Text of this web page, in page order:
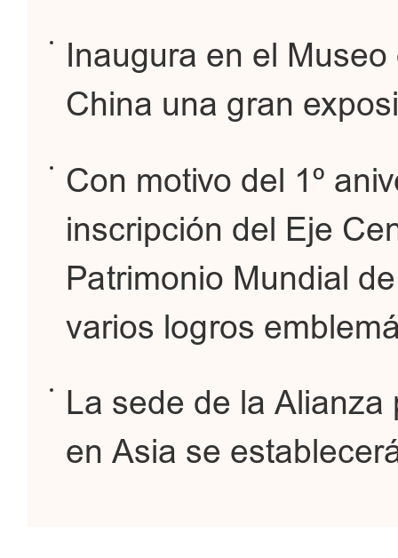
Inaugura en el
China una gran
Con motivo del 1º
inscripción del Eje
Patrimonio Mundial
varios logros
La sede de la
en Asia se